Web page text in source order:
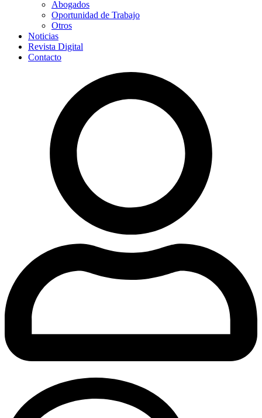
Abogados
Oportunidad de Trabajo
Otros
Noticias
Revista Digital
Contacto